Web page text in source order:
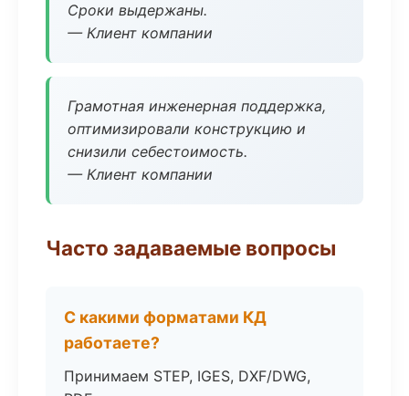
Сроки выдержаны.
— Клиент компании
Грамотная инженерная поддержка,
оптимизировали конструкцию и
снизили себестоимость.
— Клиент компании
Часто задаваемые вопросы
С какими форматами КД
работаете?
Принимаем STEP, IGES, DXF/DWG,